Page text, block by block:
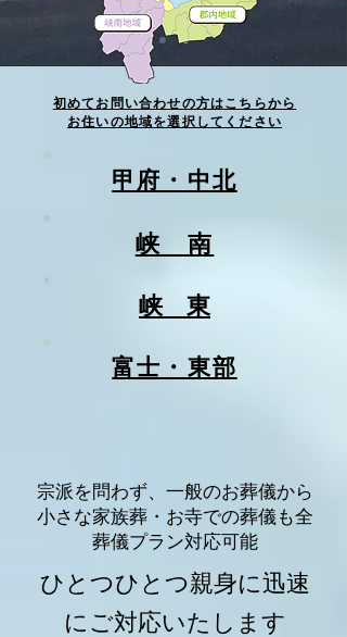
​初めてお問い合わせの方はこちらから
​お住いの地域を選択してください
甲府・中北
​峡 南
​峡 東
​富士・東部
宗派を問わず、一般のお葬儀から
小さな家族葬・お寺での葬儀も全
葬儀プラン対応可能
ひとつひとつ親身に迅速
にご対応いたします